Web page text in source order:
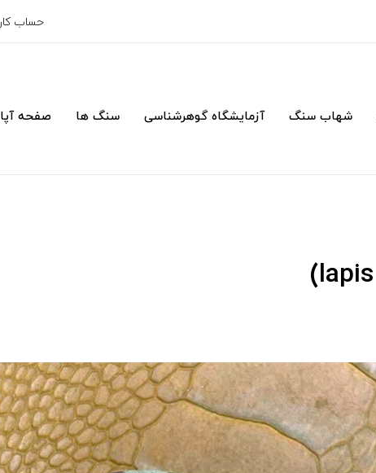
حساب
شهاب سنگ آزمایشگاه گوهرشناسی سنگ ها صفحه